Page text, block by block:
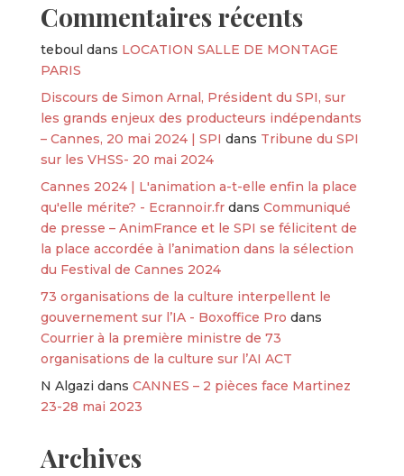
Commentaires récents
teboul dans LOCATION SALLE DE MONTAGE
PARIS
Discours de Simon Arnal, Président du SPI, sur
les grands enjeux des producteurs indépendants
– Cannes, 20 mai 2024 | SPI dans Tribune du SPI
sur les VHSS- 20 mai 2024
Cannes 2024 | L'animation a-t-elle enfin la place
qu'elle mérite? - Ecrannoir.frdans Communiqué
de presse – AnimFrance et le SPI se félicitent de
la place accordée à l’animation dans la sélection
du Festival de Cannes 2024
73 organisations de la culture interpellent le
gouvernement sur l’IA - Boxoffice Pro dans
Courrier à la première ministre de 73
organisations de la culture sur l’AI ACT
N Algazi dans CANNES – 2 pièces face Martinez
23-28 mai 2023
Archives